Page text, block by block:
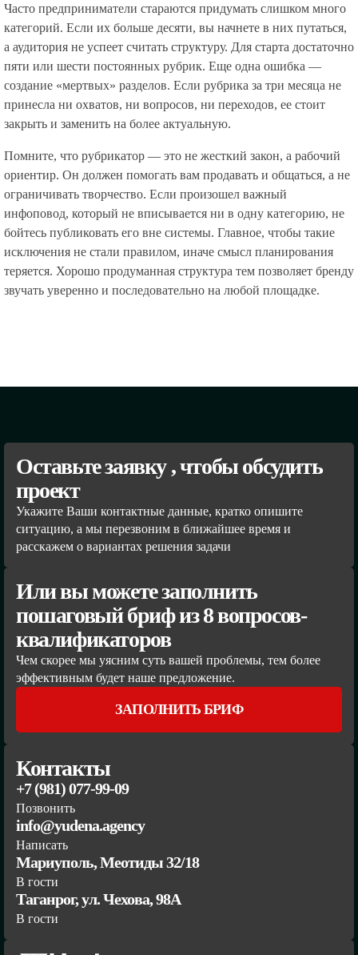
Часто предприниматели стараются придумать слишком много
категорий. Если их больше десяти, вы начнете в них путаться,
а аудитория не успеет считать структуру. Для старта достаточно
пяти или шести постоянных рубрик. Еще одна ошибка —
создание «мертвых» разделов. Если рубрика за три месяца не
принесла ни охватов, ни вопросов, ни переходов, ее стоит
закрыть и заменить на более актуальную.
Помните, что рубрикатор — это не жесткий закон, а рабочий
ориентир. Он должен помогать вам продавать и общаться, а не
ограничивать творчество. Если произошел важный
инфоповод, который не вписывается ни в одну категорию, не
бойтесь публиковать его вне системы. Главное, чтобы такие
исключения не стали правилом, иначе смысл планирования
теряется. Хорошо продуманная структура тем позволяет бренду
звучать уверенно и последовательно на любой площадке.
Оставьте заявку , чтобы обсудить
проект
Укажите Ваши контактные данные, кратко опишите
ситуацию, а мы перезвоним в ближайшее время и
расскажем о вариантах решения задачи
Или вы можете заполнить
пошаговый бриф из 8 вопросов-
квалификаторов
Чем скорее мы уясним суть вашей проблемы, тем более
эффективным будет наше предложение.
ЗАПОЛНИТЬ БРИФ
Контакты
+7 (981) 077-99-09
Позвонить
info@yudena.agency
Написать
Мариуполь, Меотиды 32/18
В гости
Таганрог, ул. Чехова, 98А
В гости